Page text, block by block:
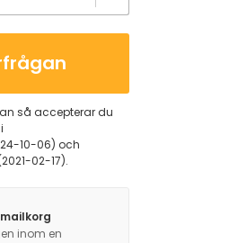
så accepterar du
10-06) och
02-17).
inom en